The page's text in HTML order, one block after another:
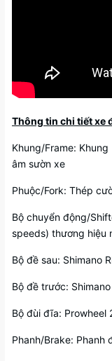
Thông tin chi tiết xe
Khung/Frame:
âm sườn xe
Phuộc/Fork: Thép
Bộ chuyển động/
speeds) thương hiệu
Bộ đề sau: Shimano
Bộ đề trước:
Bộ đùi đĩa:
Phanh/Brake: Phanh